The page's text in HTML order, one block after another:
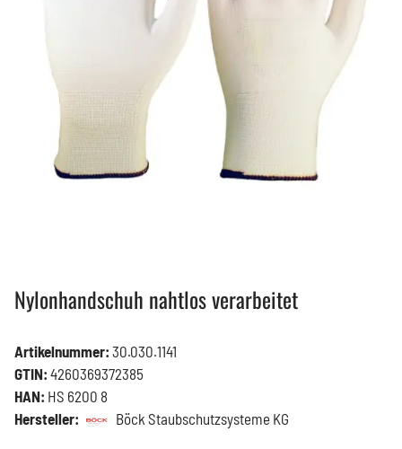
Nylonhandschuh nahtlos verarbeitet
Artikelnummer: 30.030.1141
GTIN: 4260369372385
HAN: HS 6200 8
Hersteller:
Böck Staubschutzsysteme KG